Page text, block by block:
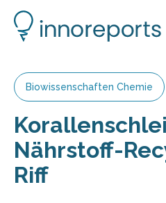
Biowissenschaften Chemie
Nährstoff-
Riff